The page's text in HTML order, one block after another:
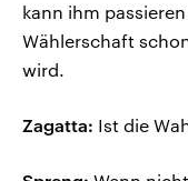
kann ihm
Wählerschaft
wird.
Zagatta: Ist die